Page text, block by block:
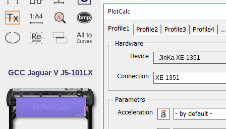
GCC Jaguar V J5-101LX
JinKa XE-1351
XE-1351